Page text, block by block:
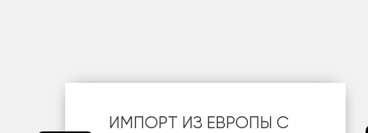
ИМПОРТ ИЗ ЕВРОПЫ С